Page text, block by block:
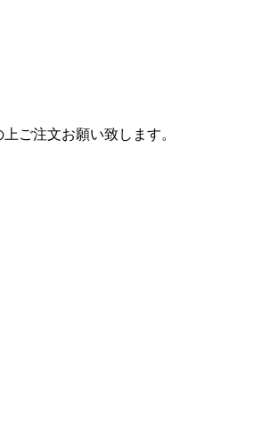
ご注文お願い致します。